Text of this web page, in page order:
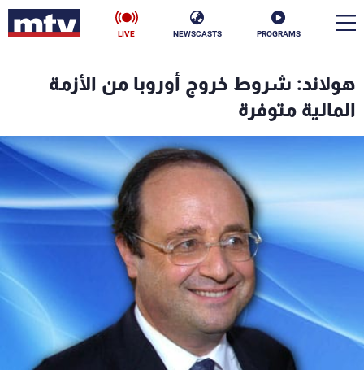
PROGRAMS
NEWSCASTS
LIVE
هولاند: شروط خروج أوروبا من الأزمة
المالية متوفرة
الأخبار
ناس
إقتصاد فن
منوعات رياضة
كأس العالم
البرامج
جدول البرامج